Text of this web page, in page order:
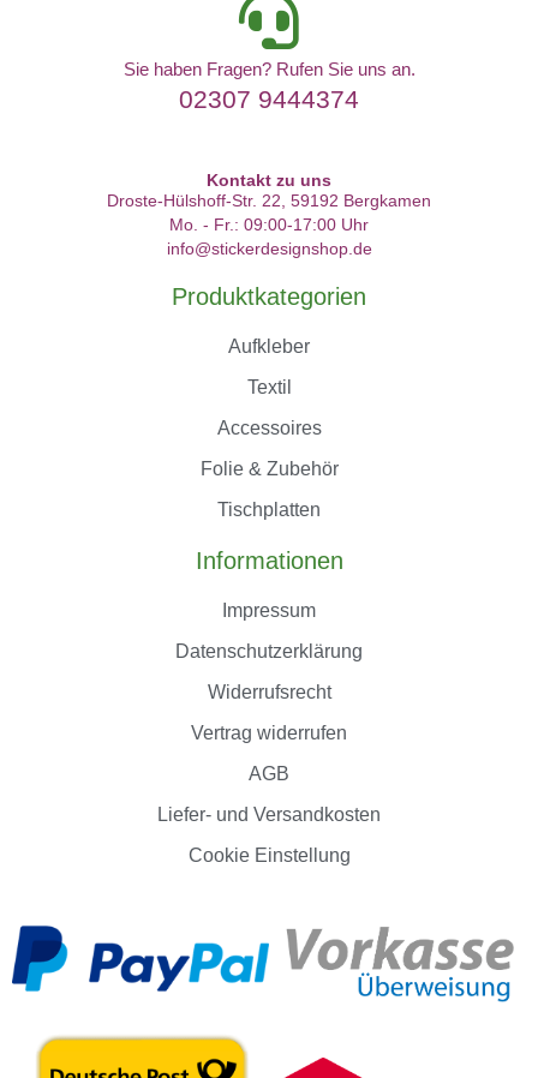
Sie haben Fragen? Rufen Sie uns an.
02307 9444374
Kontakt zu uns
Droste-Hülshoff-Str. 22, 59192 Bergkamen
Mo. - Fr.: 09:00-17:00 Uhr
info@stickerdesignshop.de
Produktkategorien
Aufkleber
Textil
Accessoires
Folie & Zubehör
Tischplatten
Informationen
Impressum
Datenschutzerklärung
Widerrufsrecht
Vertrag widerrufen
AGB
Liefer- und Versandkosten
Cookie Einstellung